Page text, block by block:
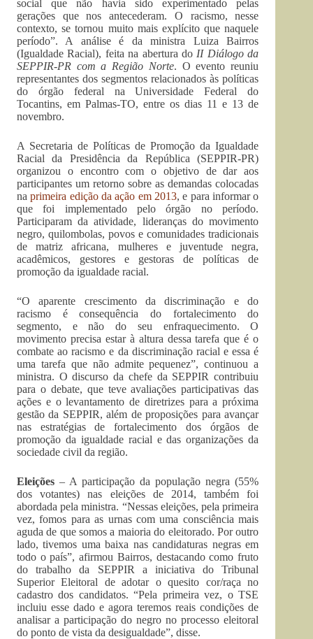
social que não havia sido experimentado pelas
gerações que nos antecederam. O racismo, nesse
contexto, se tornou muito mais explícito que naquele
período”. A análise é da ministra Luiza Bairros
(Igualdade Racial), feita na abertura do II Diálogo da
SEPPIR-PR com a Região Norte. O evento reuniu
representantes dos segmentos relacionados às políticas
do órgão federal na Universidade Federal do
Tocantins, em Palmas-TO, entre os dias 11 e 13 de
novembro.
A Secretaria de Políticas de Promoção da Igualdade
Racial da Presidência da República (SEPPIR-PR)
organizou o encontro com o objetivo de dar aos
participantes um retorno sobre as demandas colocadas
naprimeira edição da ação em 2013, e para informar o
que foi implementado pelo órgão no período.
Participaram da atividade, lideranças do movimento
negro, quilombolas, povos e comunidades tradicionais
de matriz africana, mulheres e juventude negra,
acadêmicos, gestores e gestoras de políticas de
promoção da igualdade racial.
“O aparente crescimento da discriminação e do
racismo é consequência do fortalecimento do
segmento, e não do seu enfraquecimento. O
movimento precisa estar à altura dessa tarefa que é o
combate ao racismo e da discriminação racial e essa é
uma tarefa que não admite pequenez”, continuou a
ministra. O discurso da chefe da SEPPIR contribuiu
para o debate, que teve avaliações participativas das
ações e o levantamento de diretrizes para a próxima
gestão da SEPPIR, além de proposições para avançar
nas estratégias de fortalecimento dos órgãos de
promoção da igualdade racial e das organizações da
sociedade civil da região.
Eleições – A participação da população negra (55%
dos votantes) nas eleições de 2014, também foi
abordada pela ministra. “Nessas eleições, pela primeira
vez, fomos para as urnas com uma consciência mais
aguda de que somos a maioria do eleitorado. Por outro
lado, tivemos uma baixa nas candidaturas negras em
todo o país”, afirmou Bairros, destacando como fruto
do trabalho da SEPPIR a iniciativa do Tribunal
Superior Eleitoral de adotar o quesito cor/raça no
cadastro dos candidatos. “Pela primeira vez, o TSE
incluiu esse dado e agora teremos reais condições de
analisar a participação do negro no processo eleitoral
do ponto de vista da desigualdade”, disse.